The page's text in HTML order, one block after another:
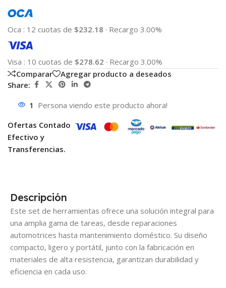
Oca : 12 cuotas de $232.18 · Recargo 3.00%
Visa : 10 cuotas de $278.62 · Recargo 3.00%
Comparar
Agregar producto a deseados
Share:
1 Persona viendo este producto ahora!
Ofertas Contado
Efectivo y
Transferencias.
Descripción
Este set de herramientas ofrece una solución integral para
una amplia gama de tareas, desde reparaciones
automotrices hasta mantenimiento doméstico. Su diseño
compacto, ligero y portátil, junto con la fabricación en
materiales de alta resistencia, garantizan durabilidad y
eficiencia en cada uso.